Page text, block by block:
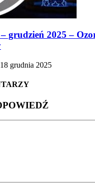
grudzień 2025 –
18 grudnia 2025